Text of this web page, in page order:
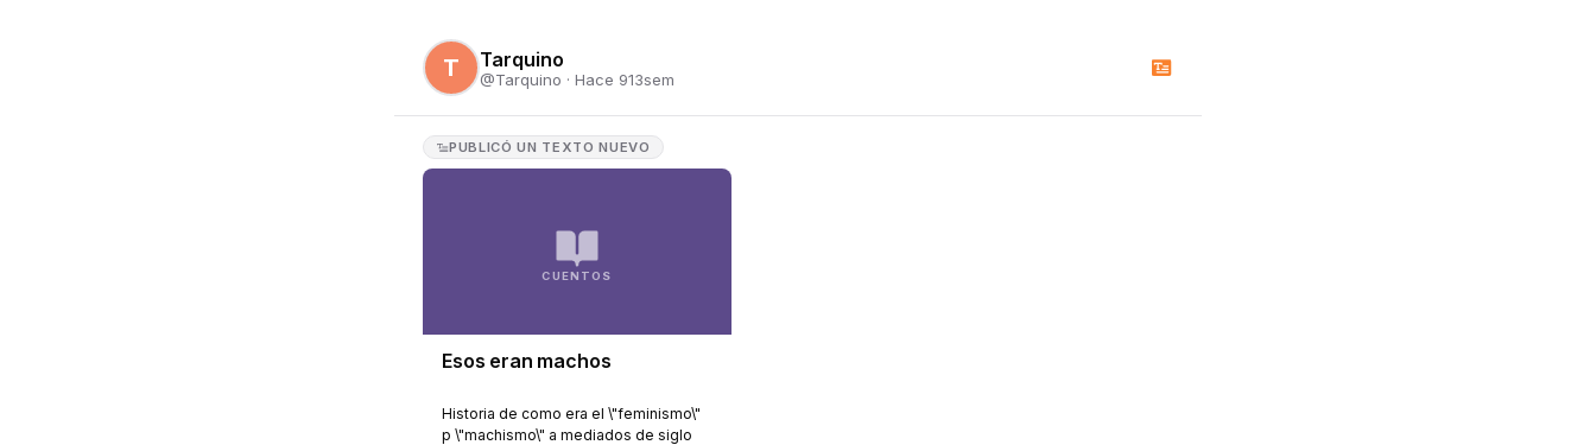
T Tarquino
@Tarquino · Hace 913sem
PUBLICÓUN TEXTO NUEVO
CUENTOS
Esos eran machos
Historia de como era el \"feminismo\"
p \"machismo\" a mediados de siglo